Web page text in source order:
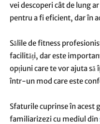
vei descoperi cât de lung
pentru a fi eficient, dar în
Sălile de fitness
facilități, dar este
opțiuni care te vor ajuta
într-un mod care este
Sfaturile cuprinse în acest
familiarizezi cu mediul din